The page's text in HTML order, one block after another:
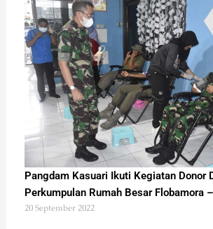
Pangdam Kasuari Ikuti Kegiatan Donor
Perkumpulan Rumah Besar Flobamora
20 September 2022